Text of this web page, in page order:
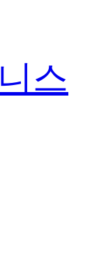
스